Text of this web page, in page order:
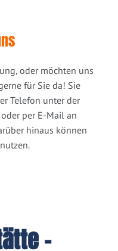
oder möchten uns
für Sie da! Sie
Telefon unter der
per E-Mail an
hinaus können
-